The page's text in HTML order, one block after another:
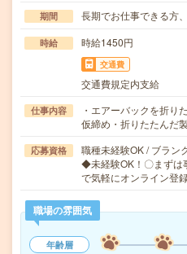
期間 長期でお仕事できる方
時給 時給1450円
交通費
交通費規定内支給
仕事内容
・エアーバックを折り
仮締め・折りたたんだ
応募資格
職種未経験OK / ブラン
◆未経験OK！〇まずは
で気軽にオンライン登
職場の雰囲気
年齢層